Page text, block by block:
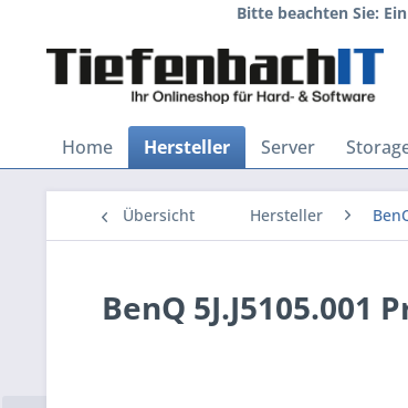
Bitte beachten Sie:
Home Hersteller Server
Übersicht Hersteller
BenQ 5J.J5105.001